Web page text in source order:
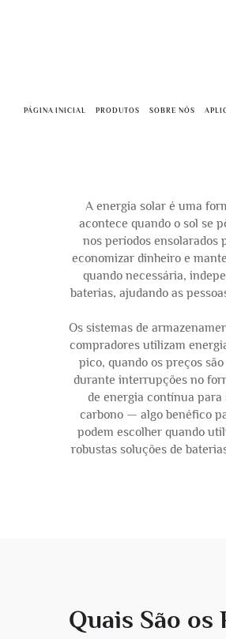
PÁGINA INICIAL PRODUTOS SOBRE NÓS
A energia solar é uma
acontece quando o sol se
nos períodos ensolarados
economizar dinheiro e
quando necessária,
baterias, ajudando as
Os sistemas de
compradores utilizam
pico, quando os preços
durante interrupções no
de energia contínua para
carbono — algo benéfico
podem escolher quando
robustas soluções de
Quais São